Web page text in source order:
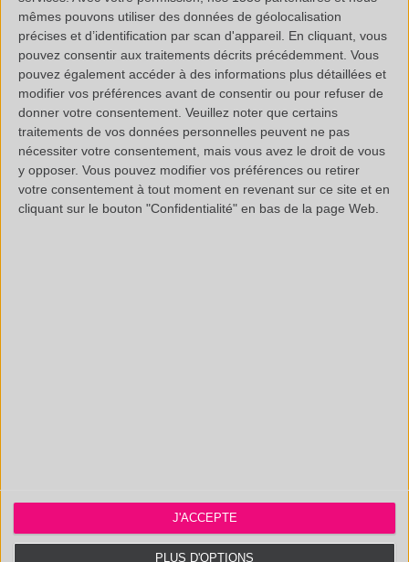
mêmes pouvons utiliser des données de géolocalisation
précises et d’identification par scan d'appareil. En cliquant, vous
pouvez consentir aux traitements décrits précédemment. Vous
pouvez également accéder à des informations plus détaillées et
modifier vos préférences avant de consentir ou pour refuser de
donner votre consentement. Veuillez noter que certains
traitements de vos données personnelles peuvent ne pas
nécessiter votre consentement, mais vous avez le droit de vous
y opposer. Vous pouvez modifier vos préférences ou retirer
votre consentement à tout moment en revenant sur ce site et en
cliquant sur le bouton "Confidentialité" en bas de la page Web.
PLUS D'OPTIONS
J'ACCEPTE
(33 0)4 88 29 31 69
CONTACT@POLYMEX.FR
Informations légales
Polymex